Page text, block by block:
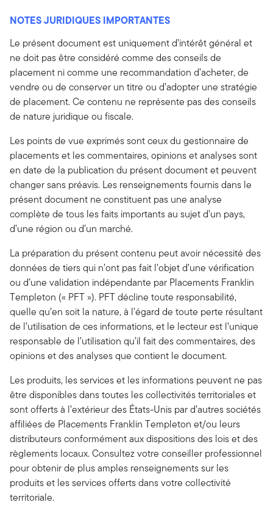
NOTES JURIDIQUES IMPORTANTES
Le présent document est uniquement d’intérêt général et
ne doit pas être considéré comme des conseils de
placement ni comme une recommandation d’acheter, de
vendre ou de conserver un titre ou d’adopter une stratégie
de placement. Ce contenu ne représente pas des conseils
de nature juridique ou fiscale.
Les points de vue exprimés sont ceux du gestionnaire de
placements et les commentaires, opinions et analyses sont
en date de la publication du présent document et peuvent
changer sans préavis. Les renseignements fournis dans le
présent document ne constituent pas une analyse
complète de tous les faits importants au sujet d’un pays,
d’une région ou d’un marché.
La préparation du présent contenu peut avoir nécessité des
données de tiers qui n’ont pas fait l’objet d’une vérification
ou d’une validation indépendante par Placements Franklin
Templeton (« PFT »). PFT décline toute responsabilité,
quelle qu’en soit la nature, à l’égard de toute perte résultant
de l’utilisation de ces informations, et le lecteur est l’unique
responsable de l’utilisation qu’il fait des commentaires, des
opinions et des analyses que contient le document.
Les produits, les services et les informations peuvent ne pas
être disponibles dans toutes les collectivités territoriales et
sont offerts à l’extérieur des États-Unis par d’autres sociétés
affiliées de Placements Franklin Templeton et/ou leurs
distributeurs conformément aux dispositions des lois et des
règlements locaux. Consultez votre conseiller professionnel
pour obtenir de plus amples renseignements sur les
produits et les services offerts dans votre collectivité
territoriale.